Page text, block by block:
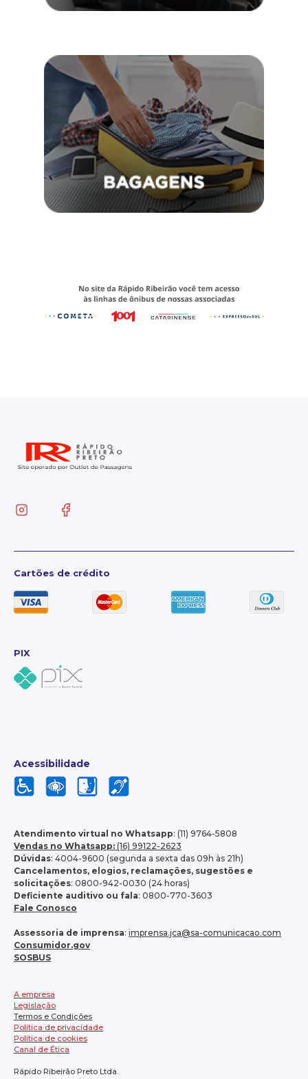
Cartões de crédito
PIX
Acessibilidade
Atendimento virtual no Whatsapp: (11) 9764-5808
Vendas no Whatsapp: (16) 99122-2623
Dúvidas: 4004-9600 (segunda a sexta das 09h às 21h)
Cancelamentos, elogios, reclamações, sugestões e
solicitações: 0800-942-0030 (24 horas)
Deficiente auditivo ou fala: 0800-770-3603
Fale Conosco
Assessoria de imprensa: imprensa.jca@sa-comunicacao.com
Consumidor.gov
SOSBUS
A empresa
Legislação
Termos e Condições
Política de privacidade
Política de cookies
Canal de Ética
Rápido Ribeirão Preto Ltda.